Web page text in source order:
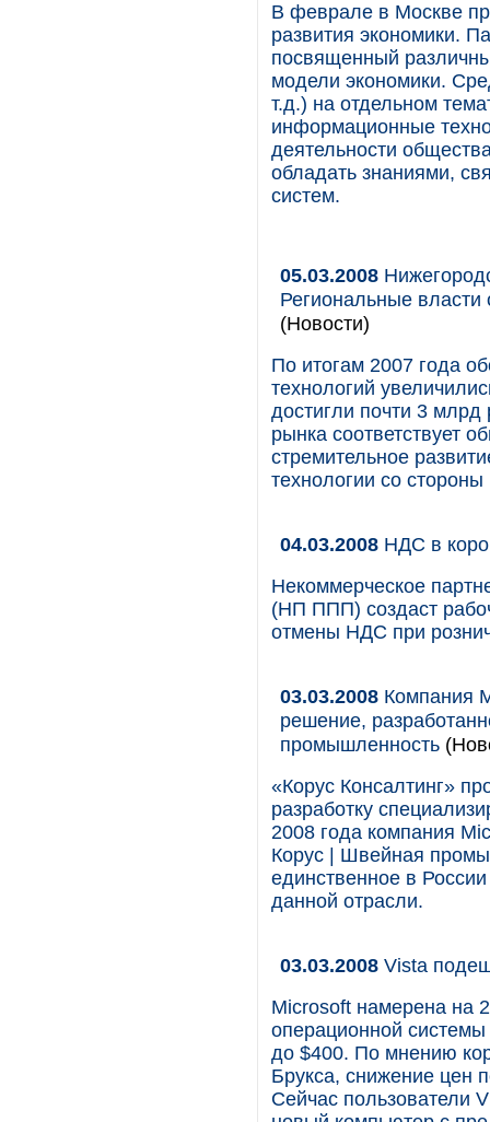
В феврале в Москве
развития экономики.
посвященный
модели экономики.
т.д.) на отдельном
информационные
деятельности
обладать знаниями,
систем.
05.03.2008
Региональные
(Новости)
По итогам 2007 года
технологий
достигли почти 3 млрд
рынка соответствует
стремительное
технологии со
04.03.2008 НДС в
Некоммерческое
(НП ППП) создаст
отмены НДС при
03.03.2008 Компания
решение,
промышленность
«Корус Консалтинг»
разработку
2008 года компания
Корус | Швейная
единственное в
данной отрасли.
03.03.2008 Vista
Microsoft намерена на
операционной
до $400. По мнению
Брукса, снижение цен
Сейчас пользователи